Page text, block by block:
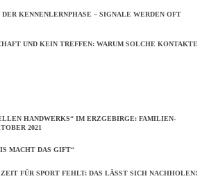
KENNENLERNPHASE – SIGNALE WERDEN OFT
UND KEIN TREFFEN: WARUM SOLCHE KONTAKTE
HANDWERKS“ IM ERZGEBIRGE: FAMILIEN-
2021
MACHT DAS GIFT“
FÜR SPORT FEHLT: DAS LÄSST SICH NACHHOLEN!